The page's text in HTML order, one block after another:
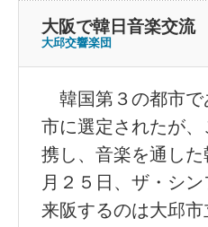
大阪で韓日音楽交流
大邱交響楽団
韓国第３の都市で
市に選定されたが
携し、音楽を通し
月２５日、ザ・シ
来阪するのは大邱